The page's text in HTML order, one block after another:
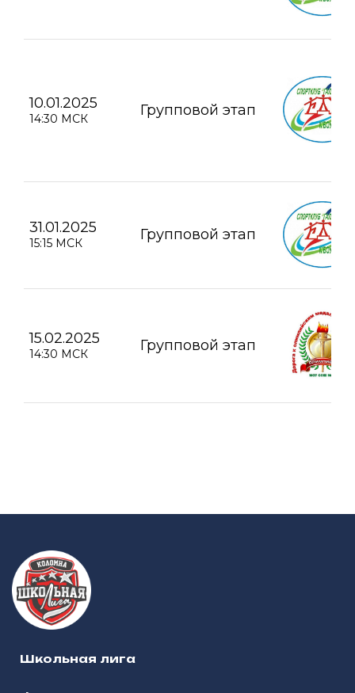
10.01.2025
14:30 МСК Групповой этап
31.01.2025
15:15 МСК Групповой этап
15.02.2025
14:30 МСК Групповой этап
Школьная лига